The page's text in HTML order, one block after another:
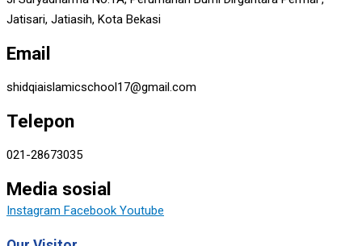
Jatisari, Jatiasih, Kota Bekasi
Email
shidqiaislamicschool17@gmail.com
Telepon
021-28673035
Media sosial
Instagram Facebook Youtube